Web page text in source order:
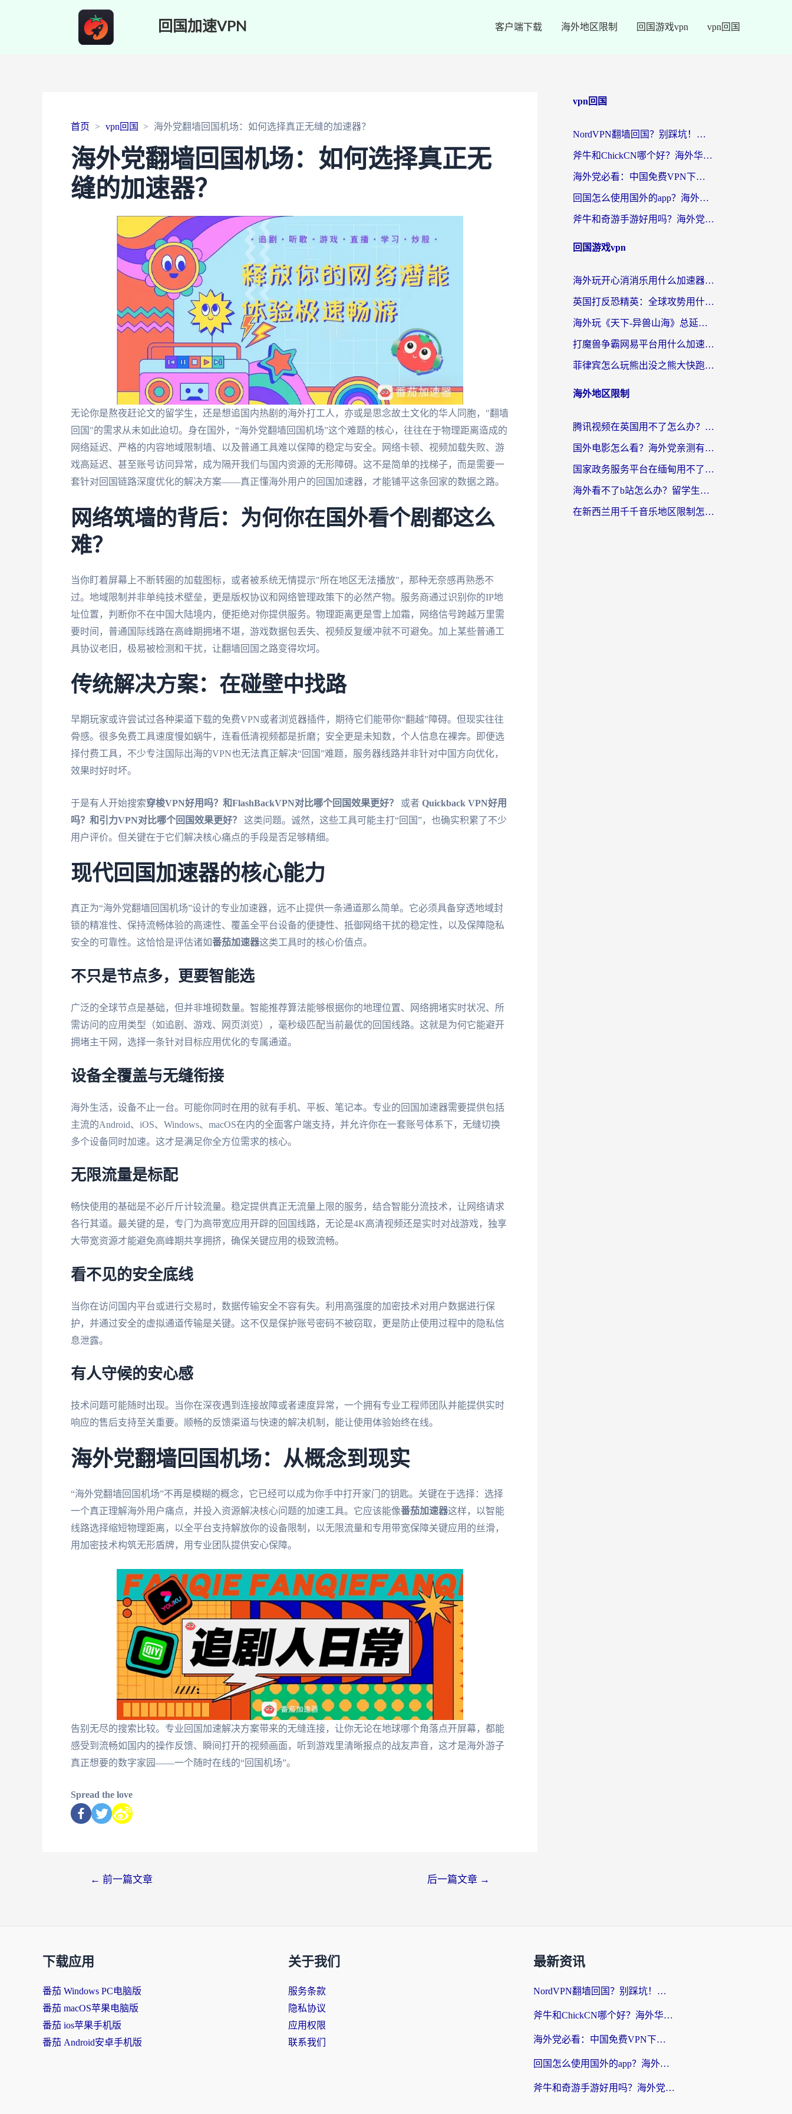
回国加速VPN 客户端下载 海外地区限制 回国游戏vpn vpn回国
首页 vpn回国 海外党翻墙回国机场：如何选择真正无缝的加速器？
海外党翻墙回国机场：如何选择真正无
缝的加速器？
无论你是熬夜赶论文的留学生，还是想追国内热剧的海外打工人，亦或是思念故土文化的华人同胞，"翻墙
回国"的需求从未如此迫切。身在国外，“海外党翻墙回国机场”这个难题的核心，往往在于物理距离造成的
网络延迟、严格的内容地域限制墙、以及普通工具难以保障的稳定与安全。网络卡顿、视频加载失败、游
戏高延迟、甚至账号访问异常，成为隔开我们与国内资源的无形障碍。这不是简单的找梯子，而是需要一
套针对回国链路深度优化的解决方案——真正懂海外用户的回国加速器，才能铺平这条回家的数据之路。
网络筑墙的背后：为何你在国外看个剧都这么
难？
当你盯着屏幕上不断转圈的加载图标，或者被系统无情提示"所在地区无法播放"，那种无奈感再熟悉不
过。地域限制并非单纯技术壁垒，更是版权协议和网络管理政策下的必然产物。服务商通过识别你的IP地
址位置，判断你不在中国大陆境内，便拒绝对你提供服务。物理距离更是雪上加霜，网络信号跨越万里需
要时间，普通国际线路在高峰期拥堵不堪，游戏数据包丢失、视频反复缓冲就不可避免。加上某些普通工
具协议老旧，极易被检测和干扰，让翻墙回国之路变得坎坷。
传统解决方案：在碰壁中找路
早期玩家或许尝试过各种渠道下载的免费VPN或者浏览器插件，期待它们能带你“翻越”障碍。但现实往往
骨感。很多免费工具速度慢如蜗牛，连看低清视频都是折磨；安全更是未知数，个人信息在裸奔。即便选
择付费工具，不少专注国际出海的VPN也无法真正解决“回国”难题，服务器线路并非针对中国方向优化，
效果时好时坏。
于是有人开始搜索穿梭VPN好用吗？和FlashBackVPN对比哪个回国效果更好？ 或者 Quickback VPN好用
吗？和引力VPN对比哪个回国效果更好？
这类问题。诚然，这些工具可能主打“回国”，也确实积累了不少
用户评价。但关键在于它们解决核心痛点的手段是否足够精细。
现代回国加速器的核心能力
真正为“海外党翻墙回国机场”设计的专业加速器，远不止提供一条通道那么简单。它必须具备穿透地域封
锁的精准性、保持流畅体验的高速性、覆盖全平台设备的便捷性、抵御网络干扰的稳定性，以及保障隐私
安全的可靠性。这恰恰是评估诸如番茄加速器这类工具时的核心价值点。
不只是节点多，更要智能选
广泛的全球节点是基础，但并非堆砌数量。智能推荐算法能够根据你的地理位置、网络拥堵实时状况、所
需访问的应用类型（如追剧、游戏、网页浏览），毫秒级匹配当前最优的回国线路。这就是为何它能避开
拥堵主干网，选择一条针对目标应用优化的专属通道。
设备全覆盖与无缝衔接
海外生活，设备不止一台。可能你同时在用的就有手机、平板、笔记本。专业的回国加速器需要提供包括
主流的Android、iOS、Windows、macOS在内的全面客户端支持，并允许你在一套账号体系下，无缝切换
多个设备同时加速。这才是满足你全方位需求的核心。
无限流量是标配
畅快使用的基础是不必斤斤计较流量。稳定提供真正无流量上限的服务，结合智能分流技术，让网络请求
各行其道。最关键的是，专门为高带宽应用开辟的回国线路，无论是4K高清视频还是实时对战游戏，独享
大带宽资源才能避免高峰期共享拥挤，确保关键应用的极致流畅。
看不见的安全底线
当你在访问国内平台或进行交易时，数据传输安全不容有失。利用高强度的加密技术对用户数据进行保
护，并通过安全的虚拟通道传输是关键。这不仅是保护账号密码不被窃取，更是防止使用过程中的隐私信
息泄露。
有人守候的安心感
技术问题可能随时出现。当你在深夜遇到连接故障或者速度异常，一个拥有专业工程师团队并能提供实时
响应的售后支持至关重要。顺畅的反馈渠道与快速的解决机制，能让使用体验始终在线。
海外党翻墙回国机场：从概念到现实
“海外党翻墙回国机场”不再是模糊的概念，它已经可以成为你手中打开家门的钥匙。关键在于选择：选择
一个真正理解海外用户痛点，并投入资源解决核心问题的加速工具。它应该能像番茄加速器这样，以智能
线路选择缩短物理距离，以全平台支持解放你的设备限制，以无限流量和专用带宽保障关键应用的丝滑，
用加密技术构筑无形盾牌，用专业团队提供安心保障。
告别无尽的搜索比较。专业回国加速解决方案带来的无缝连接，让你无论在地球哪个角落点开屏幕，都能
感受到流畅如国内的操作反馈、瞬间打开的视频画面，听到游戏里清晰报点的战友声音，这才是海外游子
真正想要的数字家园——一个随时在线的“回国机场”。
Spread the love
← 前一篇文章 后一篇文章 →
vpn回国
NordVPN翻墙回国？别踩坑！海外党无缝访问国内资源的真实指南
斧牛和ChickCN哪个好？海外华人亲测3款回国加速器+免费试用攻略
海外党必看：中国免费VPN下载避坑指南 + 无缝访问国内资源的终极方案
回国怎么使用国外的app？海外党必看的无缝访问国内资源全攻略
斧牛和奇游手游好用吗？海外党亲测3款回国加速器，选对才能无缝刷国内资源
回国游戏vpn
海外玩开心消消乐用什么加速器最好？2026真实体验指南，告别延迟卡顿
英国打反恐精英：全球攻势用什么加速器？2026年实测有效的国服游戏加速指南
海外玩《天下-异兽山海》总延迟？这篇延迟加速器指南帮你告别卡顿（附日本玩Sky光·遇最高警戒解决方案）
打魔兽争霸网易平台用什么加速器？海外党亲测有效的国服游戏加速指南
菲律宾怎么玩熊出没之熊大快跑？海外党国服游戏加速终极攻略（附3款热门游戏实测）
海外地区限制
腾讯视频在英国用不了怎么办？留学生亲测有效的回国加速器指南
国外电影怎么看？海外党亲测有效的回国加速器选择指南
国家政务服务平台在缅甸用不了怎么办？海外华人必看的回国加速全攻略
海外看不了b站怎么办？留学生亲测有效的回国加速器选择攻略，解决豆瓣音乐、美团外卖难题
在新西兰用千千音乐地区限制怎么办？海外华人必备的回国加速解决方案
下载应用
番茄 Windows PC电脑版
番茄 macOS苹果电脑版
番茄 ios苹果手机版
番茄 Android安卓手机版
关于我们
服务条款
隐私协议
应用权限
联系我们
最新资讯
NordVPN翻墙回国？别踩坑！海外党无缝访问国内资源的真实指南
斧牛和ChickCN哪个好？海外华人亲测3款回国加速器+免费试用攻略
海外党必看：中国免费VPN下载避坑指南 + 无缝访问国内资源的终极方案
回国怎么使用国外的app？海外党必看的无缝访问国内资源全攻略
斧牛和奇游手游好用吗？海外党亲测3款回国加速器，选对才能无缝刷国内资源